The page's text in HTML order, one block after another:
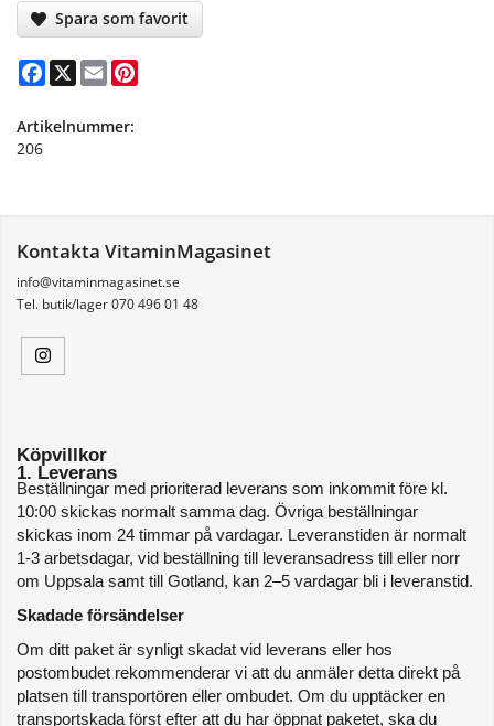
Spara som favorit
Facebook
X Email
Artikelnummer:
206
Kontakta VitaminMagasinet
info@vitaminmagasinet.se
Tel. butik/lager 070 496 01 48
Köpvillkor
1. Leverans
Beställningar med prioriterad leverans som inkommit före kl.
10:00 skickas normalt samma dag. Övriga beställningar
skickas inom 24 timmar på vardagar. Leveranstiden är normalt
1-3 arbetsdagar, vid beställning till leveransadress till eller norr
om Uppsala samt till Gotland, kan 2–5 vardagar bli i leveranstid.
Skadade försändelser
Om ditt paket är synligt skadat vid leverans eller hos
postombudet rekommenderar vi att du anmäler detta direkt på
platsen till transportören eller ombudet. Om du upptäcker en
transportskada först efter att du har öppnat paketet, ska du